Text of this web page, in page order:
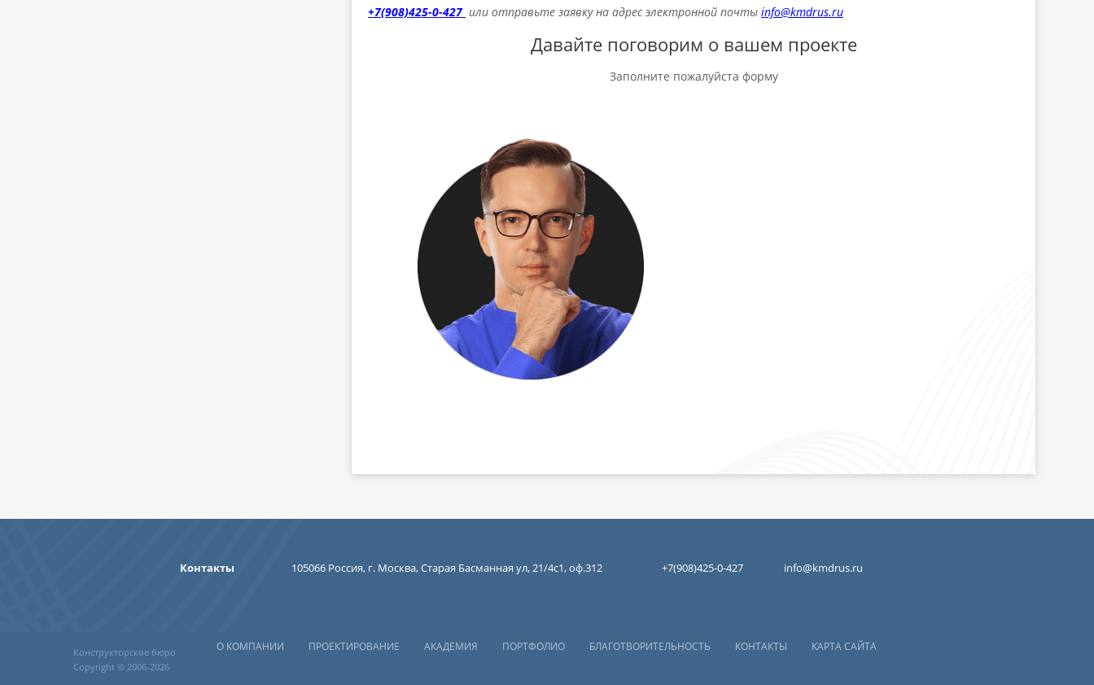
+7(908)425-0-427 или отправьте заявку на адрес электронной почты info@kmdrus.ru
Давайте поговорим о вашем проекте
Заполните пожалуйста форму
Контакты 105066 Россия, г. Москва, Старая Басманная ул, 21/4с1, оф.312 +7(908)425-0-427 info@kmdrus.ru
Конструкторское бюро
Copyright © 2006-2026
О КОМПАНИИ ПРОЕКТИРОВАНИЕ АКАДЕМИЯ ПОРТФОЛИО БЛАГОТВОРИТЕЛЬНОСТЬ КОНТАКТЫ КАРТА САЙТА